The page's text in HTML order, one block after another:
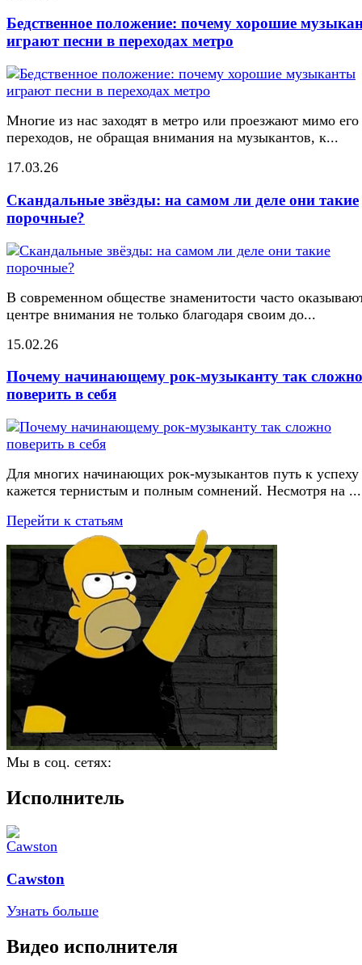
Бедственное положение: почему хорошие
играют песни в переходах метро
Многие из нас заходят в метро или проезжают мимо его
переходов, не обращая внимания на музыкантов, к...
17.03.26
Скандальные звёзды: на самом ли деле они такие
порочные?
В современном обществе знаменитости часто
центре внимания не только благодаря своим до...
15.02.26
Почему начинающему рок-музыканту так сложно
поверить в себя
Для многих начинающих рок-музыкантов путь к успеху
кажется тернистым и полным сомнений. Несмотря на ...
Перейти к статьям
Мы в соц. сетях:
Исполнитель
Cawston
Узнать больше
Видео исполнителя